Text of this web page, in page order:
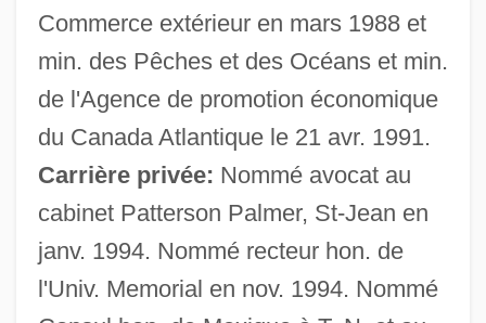
Commerce extérieur en mars 1988 et
min. des Pêches et des Océans et min.
de l'Agence de promotion économique
du Canada Atlantique le 21 avr. 1991.
Carrière privée: Nommé avocat au
cabinet Patterson Palmer, St-Jean en
janv. 1994. Nommé recteur hon. de
l'Univ. Memorial en nov. 1994. Nommé
Crosbie, Annette 1934–
Croquette